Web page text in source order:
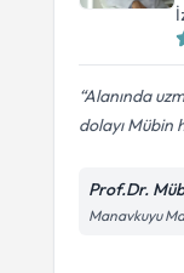
Alanında
dolayı Mübin
Prof.Dr.
Manavkuyu